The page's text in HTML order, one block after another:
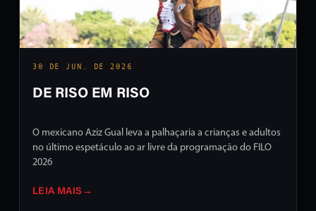
30 DE JUN. DE 2026
DE RISO EM RISO
O mexicano Aziz Gual leva a palhaçaria a crianças e adultos
no último espetáculo ao ar livre da programação do FILO
2026
LEIA MAIS →